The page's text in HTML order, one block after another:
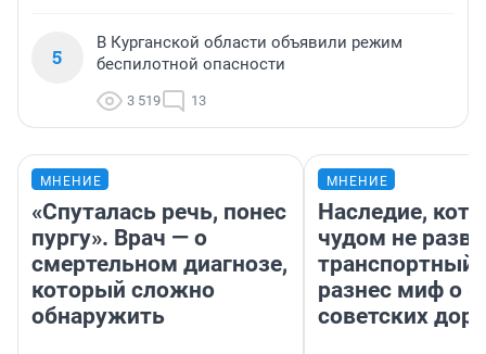
5
В Курганской области объявили режим
беспилотной опасности
3 519 13
МНЕНИЕ
«Спуталась речь, понес
пургу». Врач — о
смертельном диагнозе,
который сложно
обнаружить
МНЕНИЕ
Наследие,
чудом не
транспортный
разнес миф о
советских